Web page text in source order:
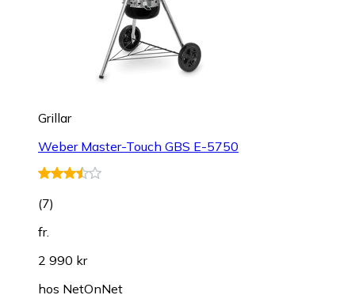
Grillar
Weber Master-Touch GBS E-5750
(7)
fr.
2 990 kr
hos NetOnNet